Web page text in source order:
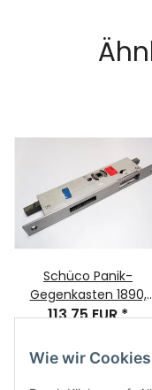
Wie wir
Schüco Panik-
Gegenkasten 1890,
38Dorn, 9Nuss, RA:M8
113,75 EUR*